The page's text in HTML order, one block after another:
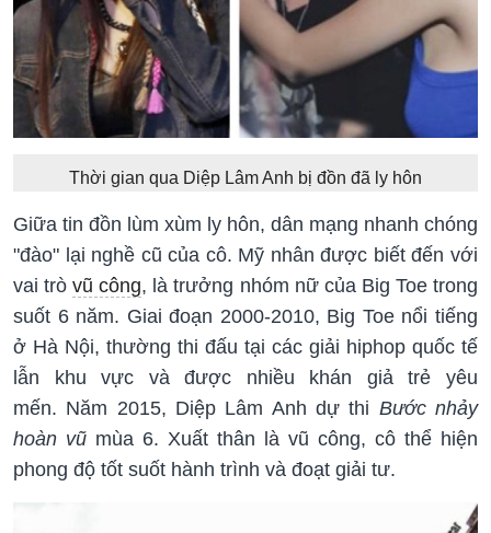
Thời gian qua Diệp Lâm Anh bị đồn đã ly hôn
Giữa tin đồn lùm xùm ly hôn, dân mạng nhanh chóng
"đào" lại nghề cũ của cô. Mỹ nhân được biết đến với
vai tròvũ công, là trưởng nhóm nữ của Big Toe trong
suốt 6 năm. Giai đoạn 2000-2010, Big Toe nổi tiếng
ở Hà Nội, thường thi đấu tại các giải hiphop quốc tế
lẫn khu vực và được nhiều khán giả trẻ yêu
mến. Năm 2015, Diệp Lâm Anh dự thi Bước nhảy
hoàn vũ mùa 6. Xuất thân là vũ công, cô thể hiện
phong độ tốt suốt hành trình và đoạt giải tư.